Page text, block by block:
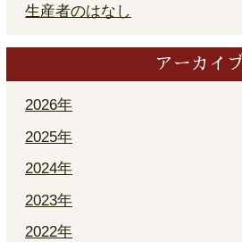
生産者のはなし
アーカイブ
2026年
2025年
2024年
2023年
2022年